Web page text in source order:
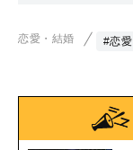
恋愛・結婚 #恋愛